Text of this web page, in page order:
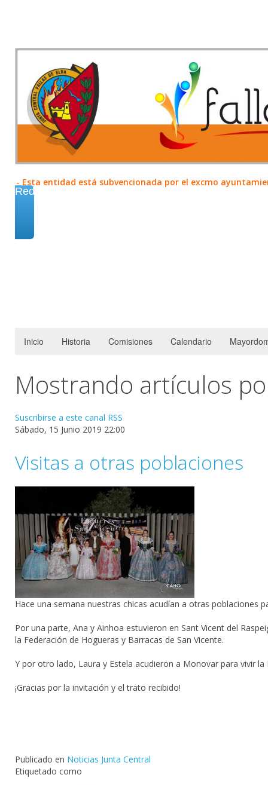
- Esta entidad está subvencionada por el excmo
Redes
Inicio Historia Comisiones Calendario
Mostrando artículos
Suscribirse a este canal RSS
Sábado, 15 Junio 2019 22:00
Visitas a otras poblaciones
Hace una semana nuestras chicas acudían a otras poblaciones
Por una parte, Ana y Ainhoa estuvieron en Sant Vicent del
la Federación de Hogueras y Barracas de San Vicente.
Y por otro lado, Laura y Estela acudieron a Monovar para vivir la
¡Gracias por la invitación y el trato recibido!
Publicado en Noticias Junta Central
Etiquetado como